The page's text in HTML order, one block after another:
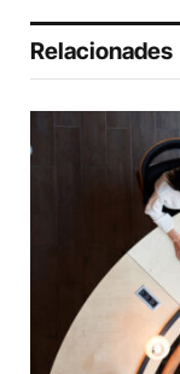
Relacionades